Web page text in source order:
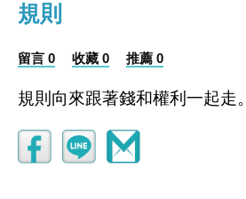
規則
留言 0 收藏 0 推薦 0
規則向來跟著錢和權利一起走。